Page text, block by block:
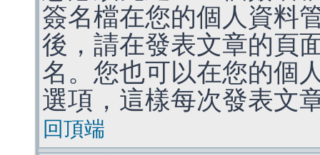
簽名檔在您的個人資料
後，請在發表文章的頁
名。您也可以在您的個
選項，這樣每次發表文
回頂端